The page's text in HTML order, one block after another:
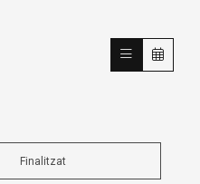
Finalitzat